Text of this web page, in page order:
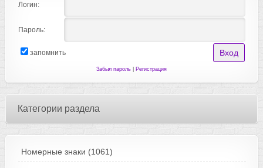
Логин:
Пароль:
запомнить
Забыл пароль| Регистрация
Категории раздела
Номерные знаки (1061)